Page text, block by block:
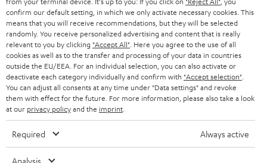
n
m
e
l
d
u
n
g
Kategorien
HEIMKINO
HEIMKINO-KOMPLETTANLAGEN
SOUNDBARS
SMART HOME
Unternehmen
SUPPORT
KARRIERE
PRESSE & MARKETING
GESCHÄFTSKUNDEN
Teufel Onlineshops
DEUTSCHLAND
confirm our default setting, in which we only activate necessary cookies. This
means that you will receive recommendations, but they will be selected
randomly. You receive personalized advertising and content that is really
relevant to you by clicking "Accept All" . Here you agree to the use of all
cookies as well as to the transfer and processing of your data in countries
outside the EU/EEA. For an individual selection, you can also activate or
deactivate each category individually and confirm with "Accept selection"
You can adjust all consents at any time under "Data settings" and revoke
them with effect for the future. For more information, please also take a look
at our privacy policyand the imprint
Required Always active
Analysis